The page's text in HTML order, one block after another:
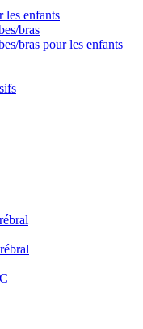
les enfants
bras
bras pour les enfants